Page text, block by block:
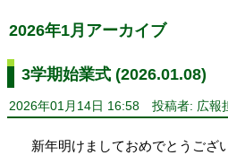
2026年1月アーカイブ
3学期始業式 (2026.01.08)
2026年01月14日 16:58 投稿者: 広報
新年明けましておめでとうご